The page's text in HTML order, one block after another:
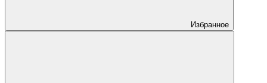
Избранное